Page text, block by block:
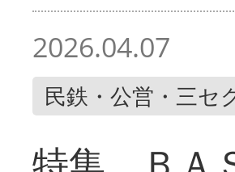
2026.04.07
民鉄・公営・三セ